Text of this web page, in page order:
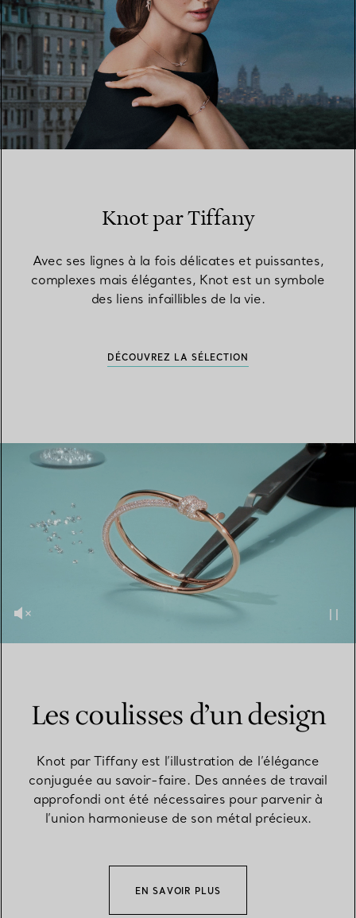
Knot par Tiffany
Avec ses lignes à la fois délicates et puissantes,
complexes mais élégantes, Knot est un symbole
des liens infaillibles de la vie.
DÉCOUVREZ LA SÉLECTION
Les coulisses d’un design
Knot par Tiffany est l’illustration de l’élégance
conjuguée au savoir-faire. Des années de travail
approfondi ont été nécessaires pour parvenir à
l’union harmonieuse de son métal précieux.
EN SAVOIR PLUS